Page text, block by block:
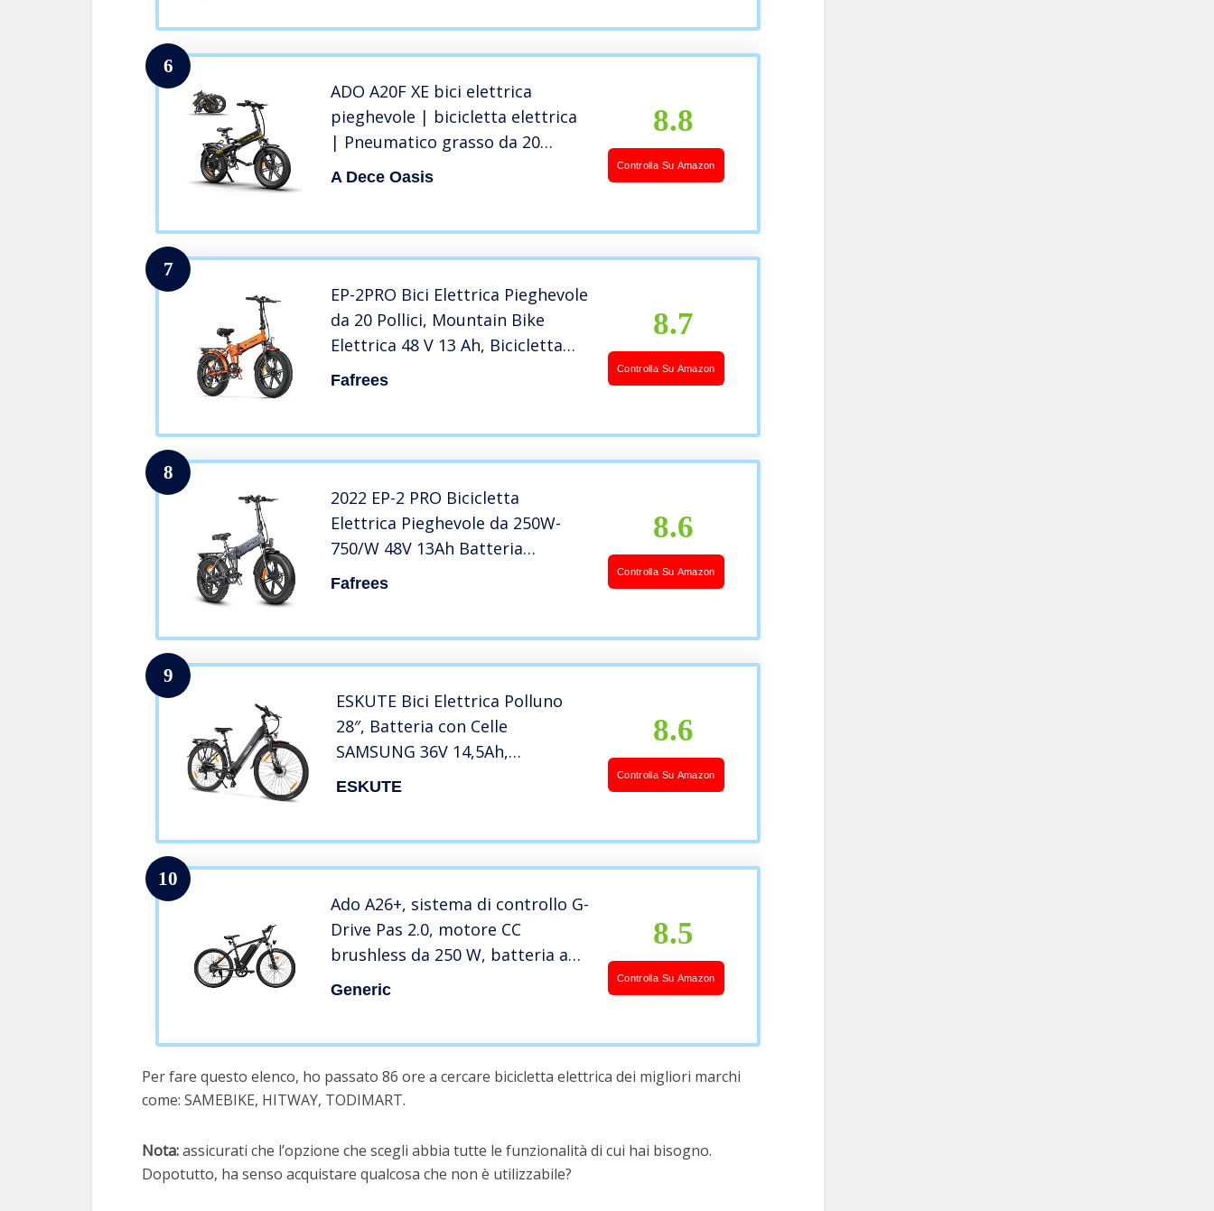
6
ADO A20F XE bici elettrica
pieghevole | bicicletta elettrica
| Pneumatico grasso da 20
pollici, motore da 250
A Dece Oasis
8.8
Controlla Su Amazon
7
EP-2PRO Bici Elettrica Pieghevole
da 20 Pollici, Mountain Bike
Elettrica 48 V 13 Ah, Bicicletta
Elettrica Pneumatici Grandi 20″*
Fafrees
8.7
Controlla Su Amazon
8
2022 EP-2 PRO Bicicletta
Elettrica Pieghevole da 250W-
750/W 48V 13Ah Batteria
Rimovibile per Adulti Bici
Fafrees
8.6
Controlla Su Amazon
9
ESKUTE Bici Elettrica Polluno
28″, Batteria con Celle
SAMSUNG 36V 14,5Ah,
Autonomia ≤100KM, Motore
ESKUTE
8.6
Controlla Su Amazon
10
Ado A26+, sistema di controllo G-
Drive Pas 2.0, motore CC
brushless da 250 W, batteria agli
ioni di litio rimovibile da 12,5 ah,
Generic
8.5
Controlla Su Amazon
Per fare questo elenco, ho passato 86 ore a cercare bicicletta elettrica dei migliori marchi
come: SAMEBIKE, HITWAY, TODIMART.
Nota:assicurati che l’opzione che scegli abbia tutte le funzionalità di cui hai bisogno.
Dopotutto, ha senso acquistare qualcosa che non è utilizzabile?